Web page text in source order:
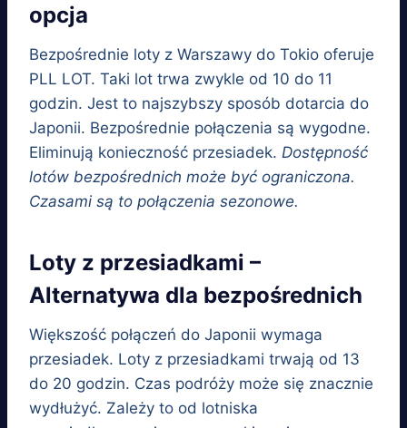
opcja
Bezpośrednie loty z Warszawy do Tokio oferuje
PLL LOT. Taki lot trwa zwykle od 10 do 11
godzin. Jest to najszybszy sposób dotarcia do
Japonii. Bezpośrednie połączenia są wygodne.
Eliminują konieczność przesiadek. Dostępność
lotów bezpośrednich może być ograniczona.
Czasami są to połączenia sezonowe.
Loty z przesiadkami –
Alternatywa dla bezpośrednich
Większość połączeń do Japonii wymaga
przesiadek. Loty z przesiadkami trwają od 13
do 20 godzin. Czas podróży może się znacznie
wydłużyć. Zależy to od lotniska